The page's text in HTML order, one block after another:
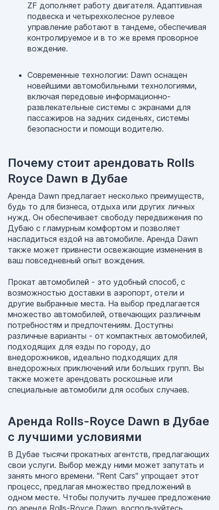
ZF дополняет работу двигателя. Адаптивная
подвеска и четырехколесное рулевое
управление работают в тандеме, обеспечивая
контролируемое и в то же время проворное
вождение.
Современные технологии: Dawn оснащен
новейшими автомобильными технологиями,
включая передовые информационно-
развлекательные системы с экранами для
пассажиров на задних сиденьях, системы
безопасности и помощи водителю.
Почему стоит арендовать Rolls
Royce Dawn в Дубае
Аренда Dawn предлагает несколько преимуществ,
будь то для бизнеса, отдыха или других личных
нужд. Он обеспечивает свободу передвижения по
Дубаю с гламурным комфортом и позволяет
насладиться ездой на автомобиле. Аренда Dawn
также может привнести освежающие изменения в
ваш повседневный опыт вождения.
Прокат автомобилей - это удобный способ, с
возможностью доставки в аэропорт, отели и
другие выбранные места. На выбор предлагается
множество автомобилей, отвечающих различным
потребностям и предпочтениям. Доступны
различные варианты - от компактных автомобилей,
подходящих для езды по городу, до
внедорожников, идеально подходящих для
внедорожных приключений или больших групп. Вы
также можете арендовать роскошные или
специальные автомобили для особых случаев.
Аренда Rolls-Royce Dawn в Дубае
с лучшими условиями
В Дубае тысячи прокатных агентств, предлагающих
свои услуги. Выбор между ними может запутать и
занять много времени. "Rent Cars" упрощает этот
процесс, предлагая множество предложений в
одном месте. Чтобы получить лучшее предложение
по аренде Rolls-Royce Dawn, воспользуйтесь